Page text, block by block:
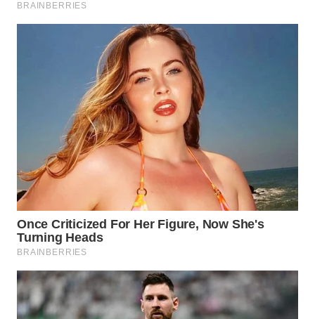
INDRAMAYU
MAJALENGKA
SUBANG
SUKABUMI
WN
WN